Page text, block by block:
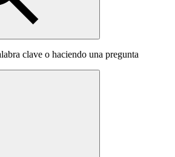
clave o haciendo una pregunta